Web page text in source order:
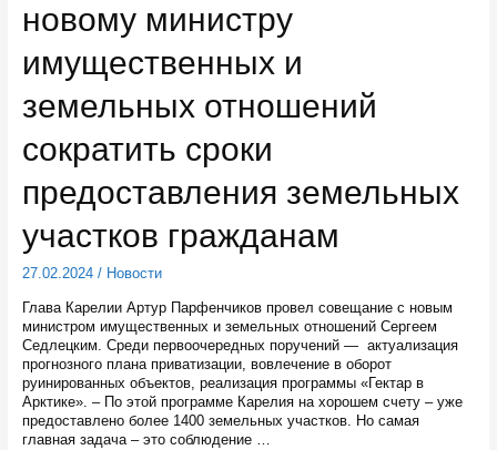
кандидатами
на
президента
новому министру
имущественных и
земельных отношений
сократить сроки
предоставления земельных
участков гражданам
27.02.2024/ Новости
Глава Карелии Артур Парфенчиков провел совещание с новым
министром имущественных и земельных отношений Сергеем
Седлецким. Среди первоочередных поручений — актуализация
прогнозного плана приватизации, вовлечение в оборот
руинированных объектов, реализация программы «Гектар в
Арктике». – По этой программе Карелия на хорошем счету – уже
предоставлено более 1400 земельных участков. Но самая
главная задача – это соблюдение …